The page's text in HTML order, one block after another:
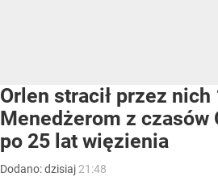
Orlen stracił przez nich
Menedżerom z czasów
po 25 lat więzienia
Dodano:dzisiaj 21:48